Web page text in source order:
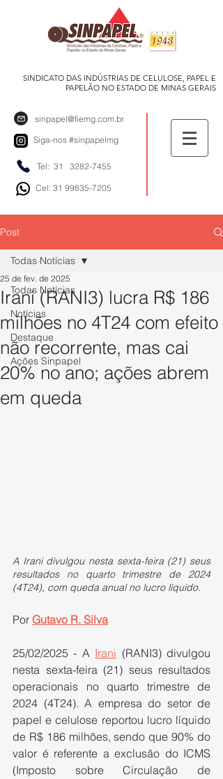
SINDICATO DAS INDÚSTRIAS DE CELULOSE, PAPEL E
PAPELÃO NO ESTADO DE MINAS GERAIS
sinpapel@fiemg.com.br
Siga-nos #sinpapelmg
Tel: 31 3282-7455
Cel: 31 99835-7205
Post
Todas Notícias
Notícias
Destaque
Ações Sinpapel
Todas Notícias
Irani (RANI3) lucra R$ 186
milhões no 4T24 com efeito
não recorrente, mas cai
20% no ano; ações abrem
em queda
25 de fev. de 2025
A Irani divulgou nesta sexta-feira (21) seus
resultados no quarto trimestre de 2024
(4T24), com queda anual no lucro líquido.
Por Gutavo R. Silva
25/02/2025 - A Irani (RANI3) divulgou
nesta sexta-feira (21) seus resultados
operacionais no quarto trimestre de
2024 (4T24). A empresa do setor de
papel e celulose reportou lucro líquido
de R$ 186 milhões, sendo que 90% do
valor é referente a exclusão do ICMS
(Imposto sobre Circulação de